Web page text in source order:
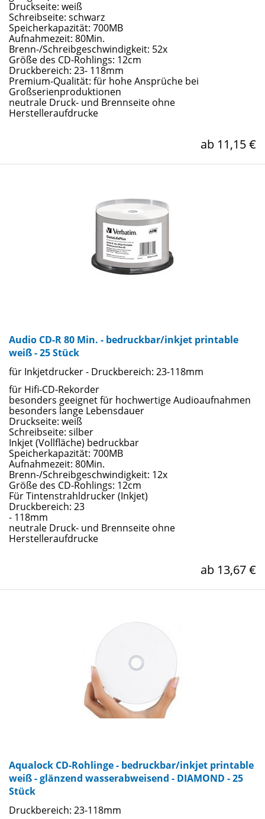
Druckseite: weiß
Schreibseite: schwarz
Speicherkapazität: 700MB
Aufnahmezeit: 80Min.
Brenn-/Schreibgeschwindigkeit: 52x
Größe des CD-Rohlings: 12cm
Druckbereich: 23- 118mm
Premium-Qualität: für hohe Ansprüche bei
Großserienproduktionen
neutrale Druck- und Brennseite ohne
Herstelleraufdrucke
ab 11,15 €
Audio CD-R 80 Min. - bedruckbar/inkjet printable
weiß - 25 Stück
für Inkjetdrucker - Druckbereich: 23-118mm
für Hifi-CD-Rekorder
besonders geeignet für hochwertige Audioaufnahmen
besonders lange Lebensdauer
Druckseite: weiß
Schreibseite: silber
Inkjet (Vollfläche) bedruckbar
Speicherkapazität: 700MB
Aufnahmezeit: 80Min.
Brenn-/Schreibgeschwindigkeit: 12x
Größe des CD-Rohlings: 12cm
Für Tintenstrahldrucker (Inkjet)
Druckbereich: 23
- 118mm
neutrale Druck- und Brennseite ohne
Herstelleraufdrucke
ab 13,67 €
Aqualock CD-Rohlinge - bedruckbar/inkjet printable
weiß - glänzend wasserabweisend - DIAMOND - 25
Stück
Druckbereich: 23-118mm